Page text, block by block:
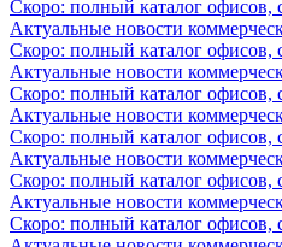
Скоро: полный каталог офисов,
Актуальные новости
Скоро: полный каталог офисов,
Актуальные новости
Скоро: полный каталог офисов,
Актуальные новости
Скоро: полный каталог офисов,
Актуальные новости
Скоро: полный каталог офисов,
Актуальные новости
Скоро: полный каталог офисов,